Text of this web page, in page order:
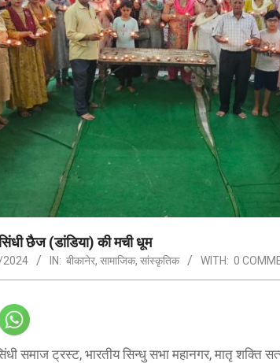
छैज (डांडिया) की मची धूम
IN: बीकानेर, सामाजिक, सांस्कृतिक WITH: 0
समाज ट्रस्ट, भारतीय सिन्धु सभा महानगर, मातृ